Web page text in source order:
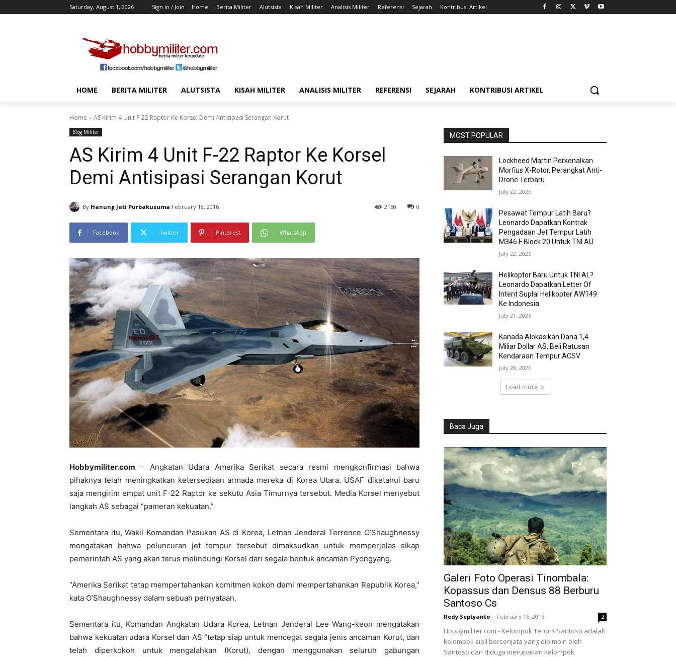
Saturday, August 1, 2026 Sign in / Join Home Berita Militer Alutsista Kisah Militer Analisis Militer Referensi Sejarah Kontribusi Artikel
HOME BERITA MILITER ALUTSISTA KISAH MILITER ANALISIS MILITER REFERENSI SEJARAH KONTRIBUSI ARTIKEL
Home AS Kirim 4 Unit F-22 Raptor Ke Korsel Demi Antisipasi Serangan Korut
Blog Militer
AS Kirim 4 Unit F-22 Raptor Ke Korsel
Demi Antisipasi Serangan Korut
By Hanung Jati Purbakusuma February 18, 2016 0
2160
Facebook Twitter Pinterest WhatsApp
Hobbymiliter.com – Angkatan Udara Amerika Serikat secara resmi mengkonfirmasi bahwa
pihaknya telah meningkatkan ketersediaan armada mereka di Korea Utara. USAF diketahui baru
saja mengirim empat unit F-22 Raptor ke sekutu Asia Timurnya tersebut. Media Korsel menyebut
langkah AS sebagai “pameran kekuatan.”
Sementara itu, Wakil Komandan Pasukan AS di Korea, Letnan Jenderal Terrence O’Shaughnessy
mengatakan bahwa peluncuran jet tempur tersebut dimaksudkan untuk memperjelas sikap
pemerintah AS yang akan terus melindungi Korsel dari segala bentuk ancaman Pyongyang.
“Amerika Serikat tetap mempertahankan komitmen kokoh demi mempertahankan Republik Korea,”
kata O’Shaughnessy dalam sebuah pernyataan.
Sementara itu, Komandan Angkatan Udara Korea, Letnan Jenderal Lee Wang-keon mengatakan
bahwa kekuatan udara Korsel dan AS “tetap siap untuk mencegat segala jenis ancaman Korut, dan
telah diperkokoh untuk mengalahkan (Korut), dengan menggunakan seluruh gabungan
MOST POPULAR
Lockheed Martin Perkenalkan
Morfius X-Rotor, Perangkat Anti-
Drone Terbaru
July 22, 2026
Pesawat Tempur Latih Baru?
Leonardo Dapatkan Kontrak
Pengadaan Jet Tempur Latih
M346 F Block 20 Untuk TNI AU
July 22, 2026
Helikopter Baru Untuk TNI AL?
Leonardo Dapatkan Letter Of
Intent Suplai Helikopter AW149
Ke Indonesia
July 21, 2026
Kanada Alokasikan Dana 1,4
Miliar Dollar AS, Beli Ratusan
Kendaraan Tempur ACSV
July 20, 2026
Load more
Baca Juga
Galeri Foto Operasi Tinombala:
Kopassus dan Densus 88 Berburu
Santoso Cs
Redy Septyanto - February 16, 2016 2
Hobbymiliter.com - Kelompok Teroris Santoso adalah
kelompok sipil bersenjata yang dipimpin oleh
Santoso dan diduga merupakan kelompok